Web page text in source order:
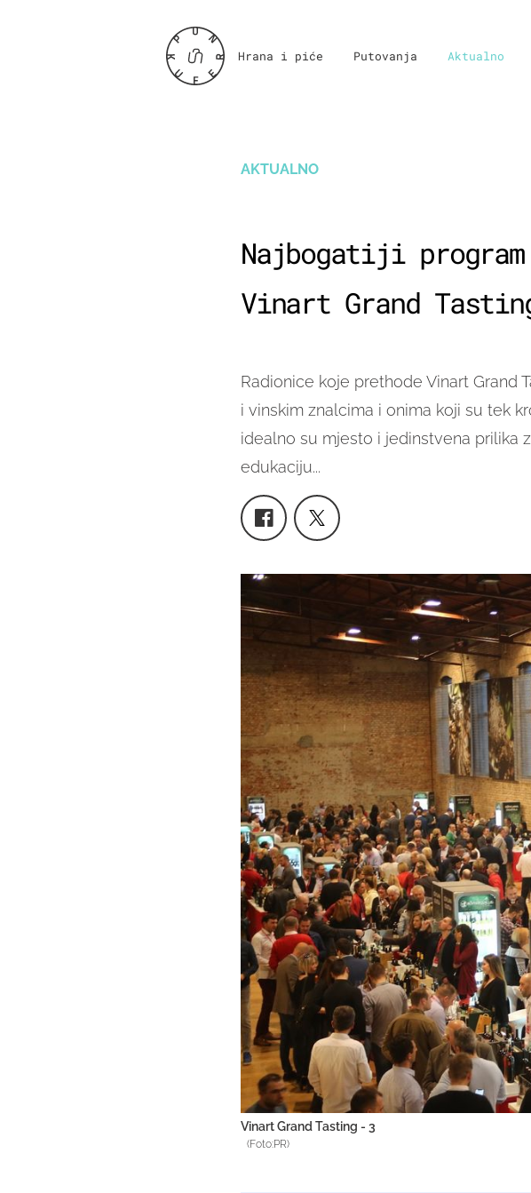
Hrana i piće Putovanja Aktualno
AKTUALNO
Najbogatiji
Vinart Grand
Radionice koje prethode Vinart Grand
i vinskim znalcima i onima koji su tek
idealno su mjesto i jedinstvena prilika
edukaciju...
Vinart Grand Tasting - 3
(Foto:PR)